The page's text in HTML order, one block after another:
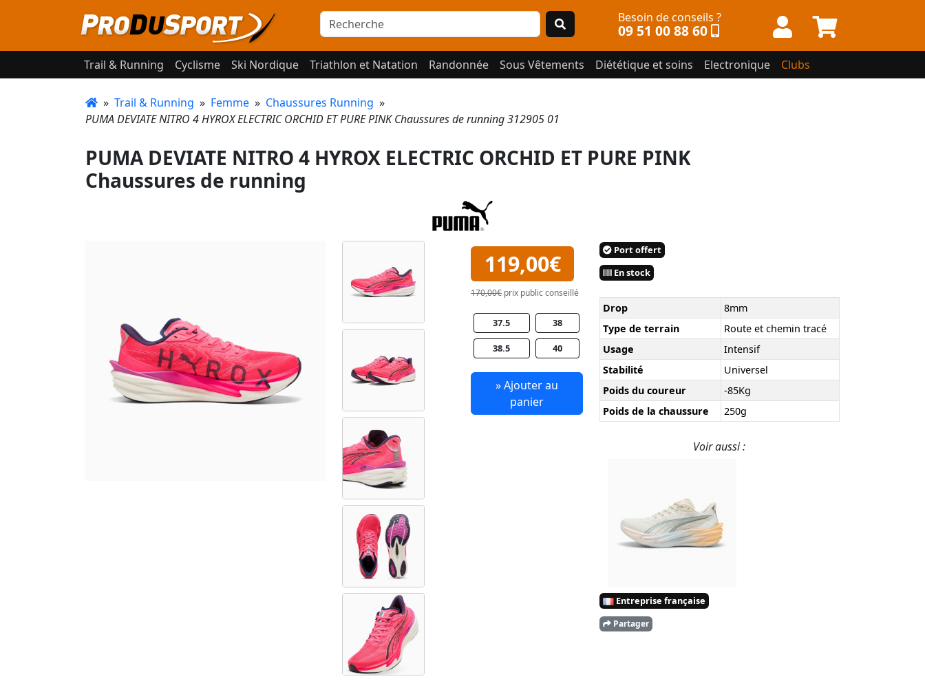
Besoin de conseils ?
09 51 00 88 60
Trail & Running Cyclisme Ski Nordique Triathlon et Natation Randonnée Sous Vêtements Diététique et soins Electronique Clubs
» Trail & Running » Femme » Chaussures Running »
PUMA DEVIATE NITRO 4 HYROX ELECTRIC ORCHID ET PURE PINK Chaussures de running 312905 01
PUMA DEVIATE NITRO 4 HYROX ELECTRIC ORCHID ET PURE PINK
Chaussures de running
119,00€
170,00€ prix public conseillé
37.5 38
38.5 40
» Ajouter au
panier
Port offert
En stock
Drop
8mm
Type de terrain
Route et chemin tracé
Usage
Intensif
Stabilité
Universel
Poids du coureur
-85Kg
Poids de la chaussure
250g
Voir aussi :
Entreprise française
Partager